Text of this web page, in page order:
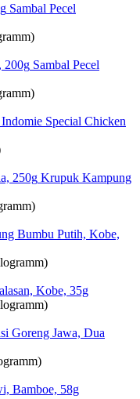
Sambal Pecel
Sambal Pecel
Indomie Special Chicken
Krupuk Kampung
Bumbu Putih, Kobe,
Kobe, 35g
Goreng Jawa, Dua
Bamboe, 58g